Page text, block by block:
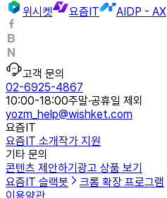
위시켓
요즘IT AIDP - AX
고객 문의
02-6925-4867
10:00-18:00주말·공휴일 제외
yozm_help@wishket.com
요즘IT
요즘IT 소개작가 지원
기타 문의
콘텐츠 제안하기 광고 상품 보기
요즘IT 슬랙봇
크롬 확장 프로그램